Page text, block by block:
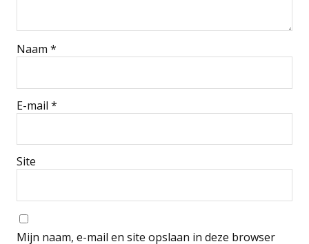
Naam *
E-mail *
Site
Mijn naam, e-mail en site opslaan in deze browser